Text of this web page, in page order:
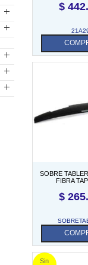
$
SOBRE
FIBRA
$